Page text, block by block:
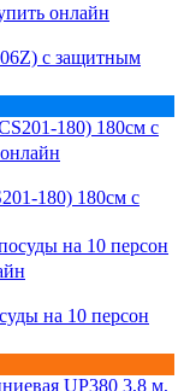
с защитным
180) 180см с
на 10 персон